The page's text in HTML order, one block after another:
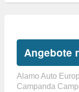
Angebote
Alamo Auto
Campanda